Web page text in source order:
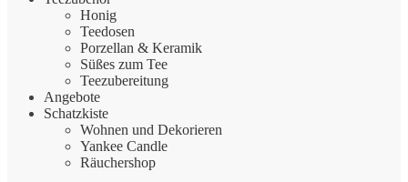
Honig
Teedosen
Porzellan & Keramik
Süßes zum Tee
Teezubereitung
Angebote
Schatzkiste
Wohnen und Dekorieren
Yankee Candle
Räuchershop